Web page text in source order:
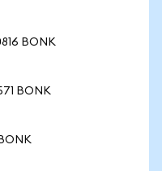
BONK
BONK